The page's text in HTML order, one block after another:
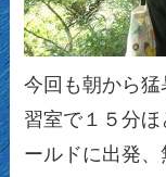
今回も朝から
習室で１５分
ールドに出発